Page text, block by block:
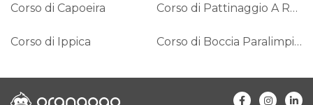
Corso di Capoeira Corso di Pattinaggio A Rotelle
Corso di Ippica Corso di Boccia Paralimpica